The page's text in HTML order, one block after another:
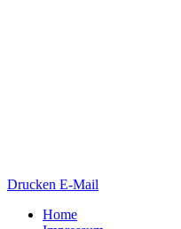
Drucken E-Mail
Home